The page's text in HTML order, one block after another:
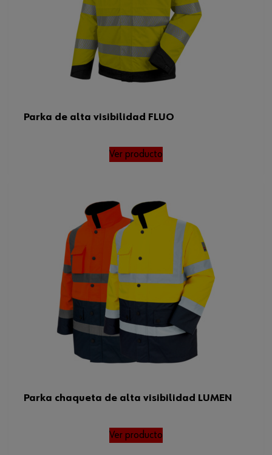
Parka de alta visibilidad FLUO
Ver producto
Parka chaqueta de alta visibilidad LUMEN
Ver producto